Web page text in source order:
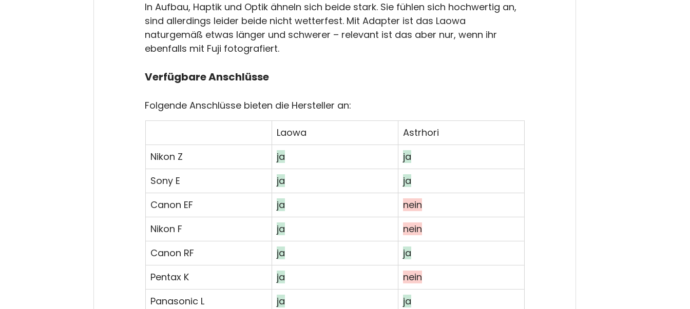
In Aufbau, Haptik und Optik ähneln sich beide stark. Sie fühlen sich hochwertig an,
sind allerdings leider beide nicht wetterfest. Mit Adapter ist das Laowa
naturgemäß etwas länger und schwerer – relevant ist das aber nur, wenn ihr
ebenfalls mit Fuji fotografiert.
Verfügbare Anschlüsse
Folgende Anschlüsse bieten die Hersteller an:
Laowa
Astrhori
Nikon Z
ja
ja
Sony E
ja
ja
Canon EF
ja
nein
Nikon F
ja
nein
Canon RF
ja
ja
Pentax K
ja
nein
Panasonic L
ja
ja